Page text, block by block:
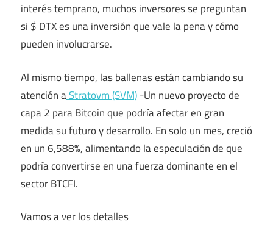
interés temprano, muchos inversores se preguntan
si $ DTX es una inversión que vale la pena y cómo
pueden involucrarse.
Al mismo tiempo, las ballenas están cambiando su
atención aStratovm (SVM)-Un nuevo proyecto de
capa 2 para Bitcoin que podría afectar en gran
medida su futuro y desarrollo. En solo un mes, creció
en un 6,588%, alimentando la especulación de que
podría convertirse en una fuerza dominante en el
sector BTCFI.
Vamos a ver los detalles